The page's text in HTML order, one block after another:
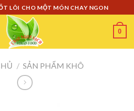
LÕI CHO MỘT MÓN CHAY NGON
0
/ SẢN PHẨM KHÔ